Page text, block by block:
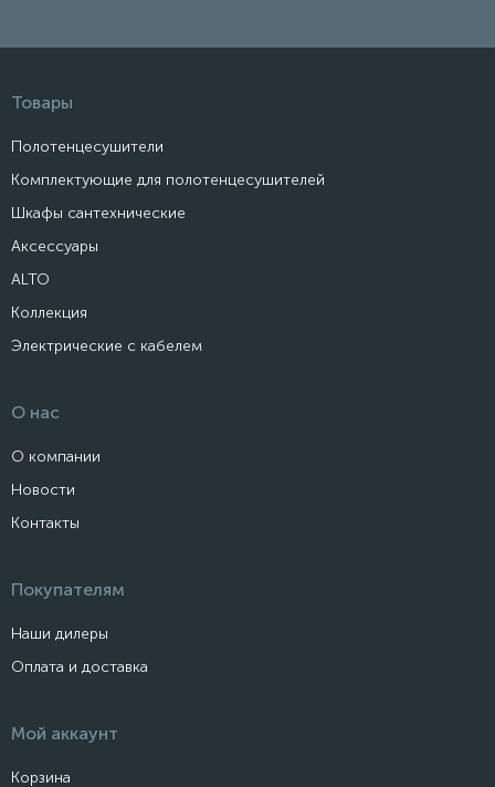
Товары
Полотенцесушители
Комплектующие для полотенцесушителей
Шкафы сантехнические
Аксессуары
ALTO
Коллекция
Электрические с кабелем
О нас
О компании
Новости
Контакты
Покупателям
Наши дилеры
Оплата и доставка
Мой аккаунт
Корзина